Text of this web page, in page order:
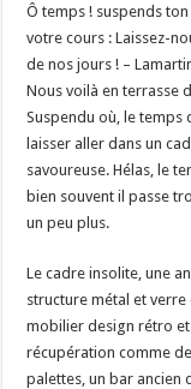
Ô temps ! suspends
votre cours : Laissez-
de nos jours ! –
Nous voilà en terrasse
Suspendu où, le temps
laisser aller dans un
savoureuse. Hélas, le
bien souvent il passe
un peu plus.
Le cadre insolite, une
structure métal et
mobilier design rétro et
récupération comme
palettes, un bar ancien